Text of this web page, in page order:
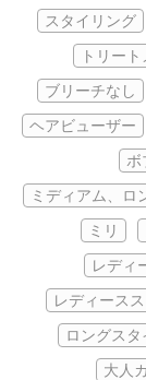
スタイリング
トリート
ブリーチなし
ヘアビューザー
ボ
ミディアム、ロ
ミリ
レディ
レディース
ロングスタ
大人